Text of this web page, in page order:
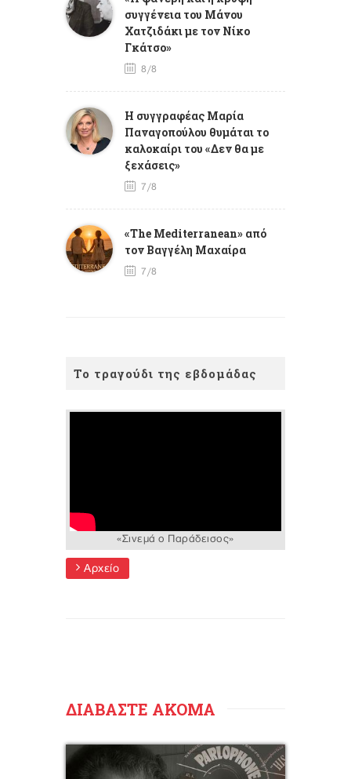
συγγένεια του Μάνου
Χατζιδάκι με τον Νίκο
Γκάτσο»
8/8
Η συγγραφέας Μαρία
Παναγοπούλου θυμάται το
καλοκαίρι του «Δεν θα με
ξεχάσεις»
7/8
«The Mediterranean» από
τον Βαγγέλη Μαχαίρα
7/8
Το τραγούδι της εβδομάδας
«Σινεμά ο Παράδεισος»
Αρχείο
ΔΙΑΒΑΣΤΕ ΑΚΟΜΑ